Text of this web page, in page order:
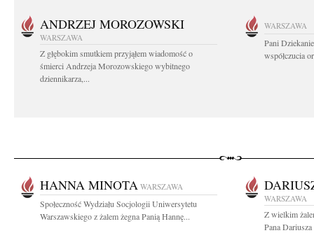
ANDRZEJ MOROZOWSKI
WARSZAWA
Z głębokim smutkiem przyjąłem wiadomość o
śmierci Andrzeja Morozowskiego wybitnego
dziennikarza,...
WARSZAWA
Pani
współczucia
HANNA MINOTA WARSZAWA
Społeczność Wydziału Socjologii Uniwersytetu
Warszawskiego z żalem żegna Panią Hannę...
WARSZAWA
Z wielkim
Pana